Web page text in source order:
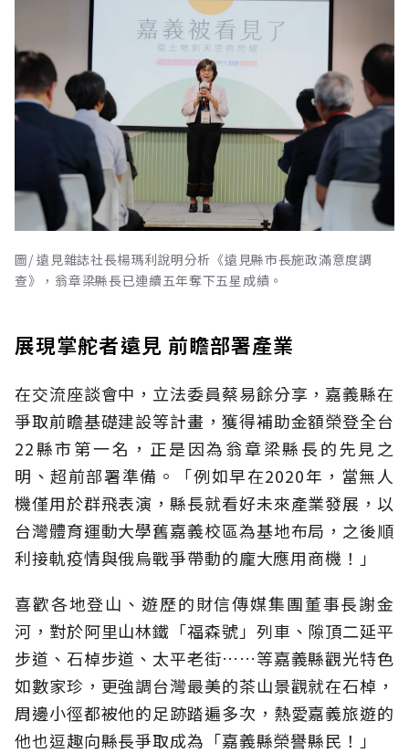
圖/ 遠見雜誌社長楊瑪利說明分析《遠見縣市長施政滿意度調
查》，翁章梁縣長已連續五年奪下五星成績。
展現掌舵者遠見 前瞻部署產業
在交流座談會中，立法委員蔡易餘分享，嘉義縣在
爭取前瞻基礎建設等計畫，獲得補助金額榮登全台
22縣市第一名，正是因為翁章梁縣長的先見之
明、超前部署準備。「例如早在2020年，當無人
機僅用於群飛表演，縣長就看好未來產業發展，以
台灣體育運動大學舊嘉義校區為基地布局，之後順
利接軌疫情與俄烏戰爭帶動的龐大應用商機！」
喜歡各地登山、遊歷的財信傳媒集團董事長謝金
河，對於阿里山林鐵「福森號」列車、隙頂二延平
步道、石棹步道、太平老街……等嘉義縣觀光特色
如數家珍，更強調台灣最美的茶山景觀就在石棹，
周邊小徑都被他的足跡踏遍多次，熱愛嘉義旅遊的
他也逗趣向縣長爭取成為「嘉義縣榮譽縣民！」